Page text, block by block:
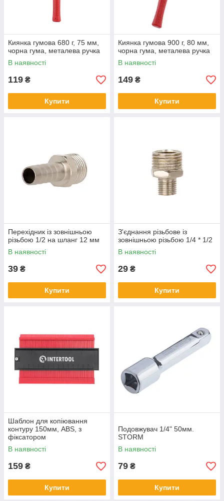
Киянка гумова 680 г, 75 мм,
чорна гума, металева ручка
В наявності
119 ₴
Купити
Киянка гумова 900 г, 80 мм,
чорна гума, металева ручка
В наявності
149 ₴
Купити
Перехідник із зовнішньою
різьбою 1/2 на шланг 12 мм
В наявності
39 ₴
Купити
З'єднання різьбове із
зовнішньою різьбою 1/4 * 1/2
В наявності
29 ₴
Купити
Шаблон для копіювання
контуру 150мм, ABS, з
фіксатором
В наявності
159 ₴
Купити
Подовжувач 1/4" 50мм.
STORM
В наявності
79 ₴
Купити